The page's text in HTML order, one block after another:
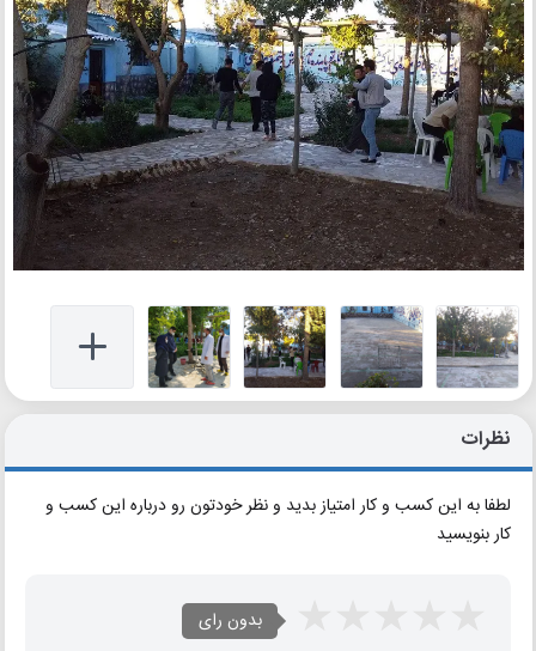
نظرات
لطفا به این کسب و کار امتیاز بدید و نظر خودتون رو درباره این کسب و
کار بنویسید
بدون رای